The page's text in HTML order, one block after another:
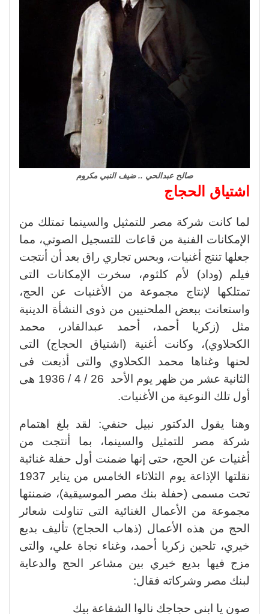
صالح عبدالحي .. ضيف النبي مكروم
اشتياق الحجاج
لما كانت شركة مصر للتمثيل والسينما تمتلك من
الإمكانات الفنية من قاعات للتسجيل الصوتي، مما
جعلها تنتج أغنيات، وبحس تجاري راق بعد أن أنتجت
فيلم (وداد) لأم كلثوم، سخرت الإمكانات التى
تمتلكها لإنتاج مجموعة من الأغنيات عن الحج،
واستعانت ببعض الملحنيين من ذوى النشأة الدينية
مثل (زكريا أحمد، أحمد عبدالقادر، محمد
الكحلاوي)، وكانت أغنية (اشتياق الحجاج) التى
لحنها وغناها محمد الكحلاوي والتى أذيعت فى
الثانية عشر من ظهر يوم الأحد 26 / 4 / 1936 هى
أول تلك النوعية من الأغنيات.
وهنا يقول الدكتور نبيل حنفي: لقد بلغ اهتمام
شركة مصر للتمثيل والسينما، بما أنتجت من
أغنيات عن الحج، حتى إنها ضمنت أول حفلة غنائية
نقلتها الإذاعة يوم الثلاثاء الخامس من يناير 1937
تحت مسمى (حفلة بنك مصر الموسيقية)، ضمنتها
مجموعة من الأعمال الغنائية التى تناولت شعائر
الحج من هذه الأعمال (ذهاب الحجاج) تأليف بديع
خيري، تلحين زكريا أحمد، وغناء نجاة علي، والتى
مزج فيها بديع خيري بين مشاعر الحج والدعاية
لبنك مصر وشركاته فقال:
صون يا ابني حجاجك نالوا الشفاعة بيك